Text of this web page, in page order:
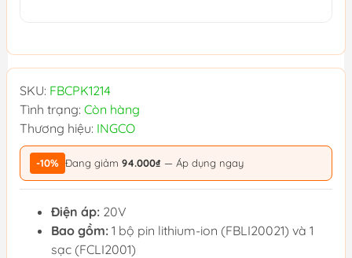
SKU: FBCPK1214
Tình trạng: Còn hàng
Thương hiệu: INGCO
-10% Đang giảm 94.000₫ — Áp dụng ngay
Điện áp: 20V
Bao gồm: 1 bộ pin lithium-ion (FBLI20021) và 1
sạc (FCLI2001)